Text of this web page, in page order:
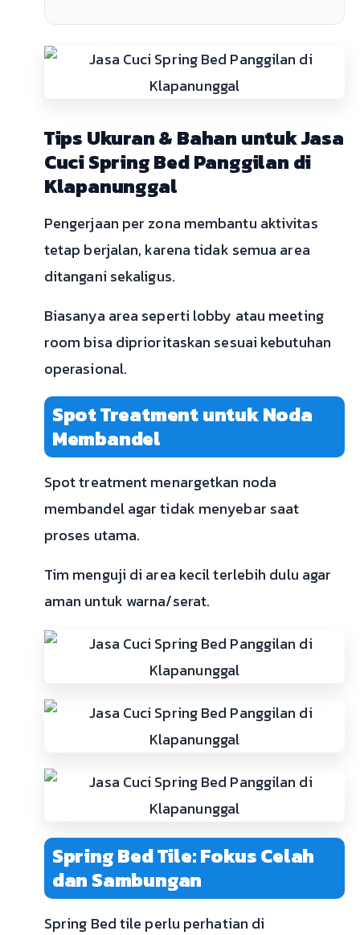
Tips Ukuran & Bahan untuk Jasa
Cuci Spring Bed Panggilan di
Klapanunggal
Pengerjaan per zona membantu aktivitas
tetap berjalan, karena tidak semua area
ditangani sekaligus.
Biasanya area seperti lobby atau meeting
room bisa diprioritaskan sesuai kebutuhan
operasional.
Spot Treatment untuk Noda
Membandel
Spot treatment menargetkan noda
membandel agar tidak menyebar saat
proses utama.
Tim menguji di area kecil terlebih dulu agar
aman untuk warna/serat.
Spring Bed Tile: Fokus Celah
dan Sambungan
Spring Bed tile perlu perhatian di